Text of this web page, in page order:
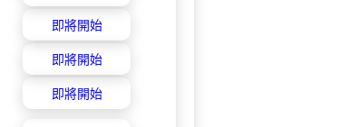
即將開始
即將開始
即將開始